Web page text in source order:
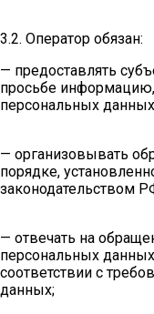
3.2. Оператор обязан:
— предоставлять
просьбе
персональных
— организовывать
порядке,
законодательством
— отвечать на
персональных
соответствии с
данных;